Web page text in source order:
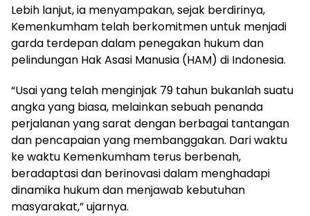
Lebih lanjut, ia menyampakan, sejak berdirinya,
Kemenkumham telah berkomitmen untuk menjadi
garda terdepan dalam penegakan hukum dan
pelindungan Hak Asasi Manusia (HAM) di Indonesia.
“Usai yang telah menginjak 79 tahun bukanlah suatu
angka yang biasa, melainkan sebuah penanda
perjalanan yang sarat dengan berbagai tantangan
dan pencapaian yang membanggakan. Dari waktu
ke waktu Kemenkumham terus berbenah,
beradaptasi dan berinovasi dalam menghadapi
dinamika hukum dan menjawab kebutuhan
masyarakat,” ujarnya.